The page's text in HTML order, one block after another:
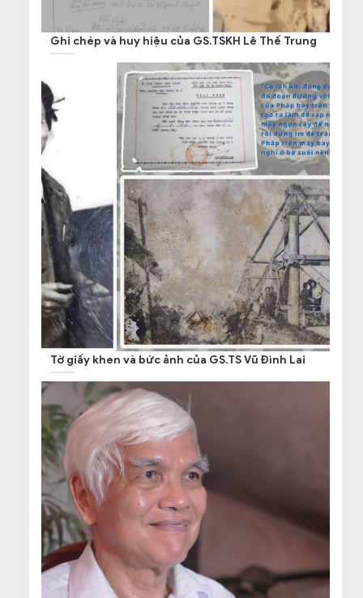
Ghi chép và huy hiệu của GS.TSKH Lê Thế Trung
Tờ giấy khen và bức ảnh của GS.TS Vũ Đình Lai